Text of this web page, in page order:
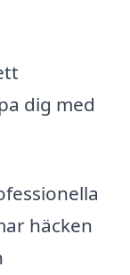
dig med
häcken